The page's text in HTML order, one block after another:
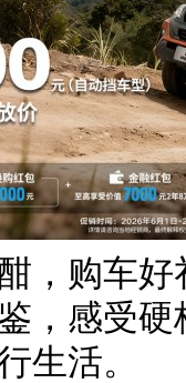
，购车
，感受
生活。